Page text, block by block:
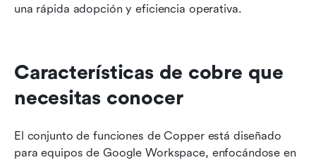
una rápida adopción y eficiencia operativa.
Características de cobre que
necesitas conocer
El conjunto de funciones de Copper está diseñado
para equipos de Google Workspace, enfocándose en